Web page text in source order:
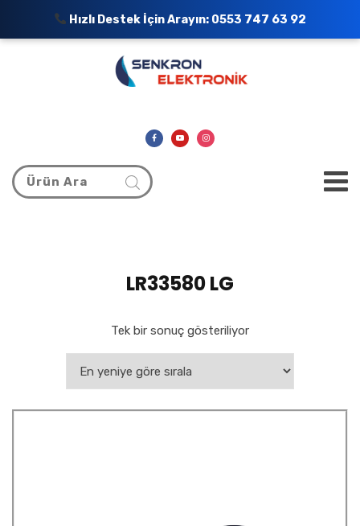
LR33580 LG
Tek bir sonuç gösteriliyor
Hızlı Destek İçin Arayın: 0553 747 63 92